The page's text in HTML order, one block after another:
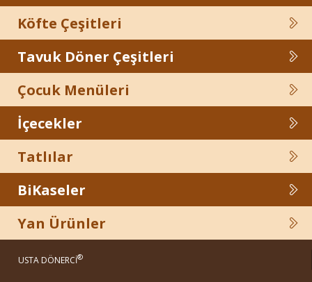
Köfte Çeşitleri
Tavuk Döner Çeşitleri
Çocuk Menüleri
İçecekler
Tatlılar
BiKaseler
Yan Ürünler
USTA DÖNERCİ®